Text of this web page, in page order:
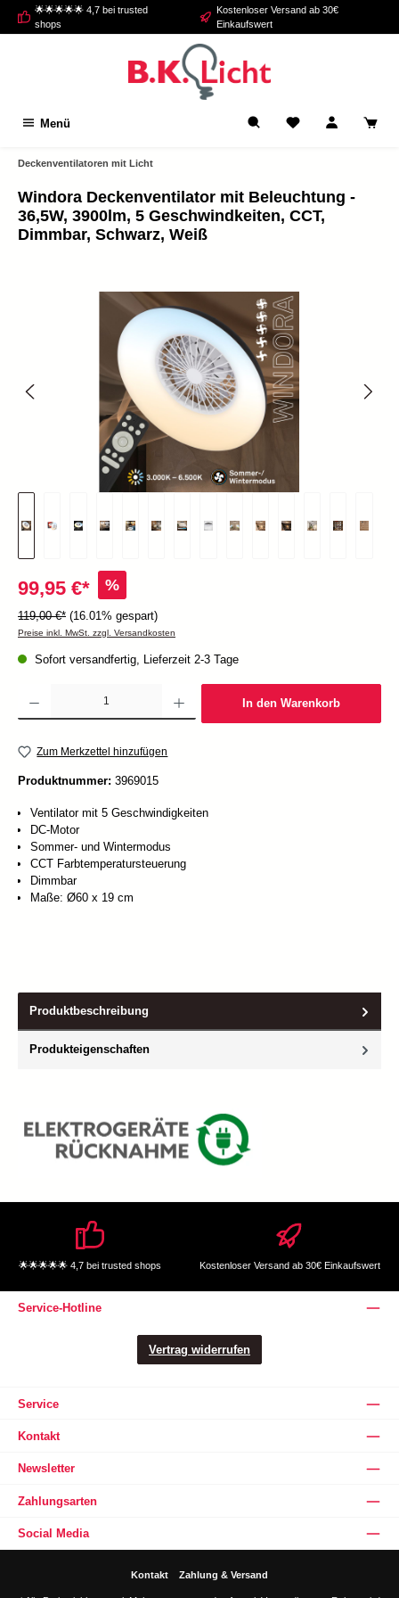
springen
🌟🌟🌟🌟🌟 4,7 bei trusted
shops
Kostenloser Versand ab 30€
Einkaufswert
Menü
Deckenventilatoren mit Licht
Windora Deckenventilator mit Beleuchtung -
36,5W, 3900lm, 5 Geschwindkeiten, CCT,
Dimmbar, Schwarz, Weiß
Bildergalerie überspringen
99,95 €* %
119,00 €* (16.01% gespart)
Preise inkl. MwSt. zzgl. Versandkosten
Sofort versandfertig, Lieferzeit 2-3 Tage
Produkt Anzahl: Gib den gewünschten Wert ein oder benutze die Schaltflächen um die
In den Warenkorb
Zum Merkzettel hinzufügen
Produktnummer: 3969015
Ventilator mit 5 Geschwindigkeiten
DC-Motor
Sommer- und Wintermodus
CCT Farbtemperatursteuerung
Dimmbar
Maße: Ø60 x 19 cm
Produktbeschreibung
Produkteigenschaften
🌟🌟🌟🌟🌟 4,7 bei trusted shops Kostenloser Versand ab 30€ Einkaufswert
Service-Hotline
Vertrag widerrufen
Service
Kontakt
Newsletter
Zahlungsarten
Social Media
Kontakt Zahlung & Versand